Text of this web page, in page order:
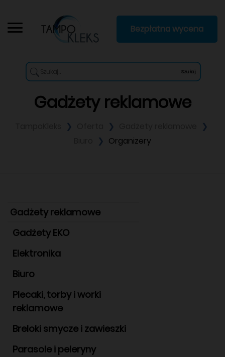
Szukaj
Bezpłatna wycena
Gadżety reklamowe
Organizery
Gadżety reklamowe
Gadżety EKO
Elektronika
Biuro
Plecaki, torby i worki
reklamowe
Breloki smycze i zawieszki
Parasole i peleryny